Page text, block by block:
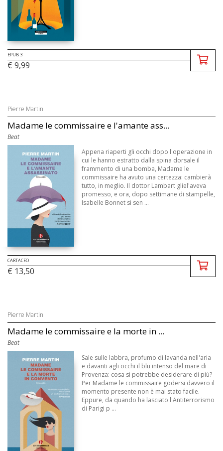
EPUB 3
€ 9,99
Pierre Martin
Madame le commissaire e l'amante ass...
Beat
Appena riaperti gli occhi dopo l'operazione in
cui le hanno estratto dalla spina dorsale il
frammento di una bomba, Madame le
commissaire ha avuto una certezza: cambierà
tutto, in meglio. Il dottor Lambart gliel'aveva
promesso, e ora, dopo settimane di stampelle,
Isabelle Bonnet si sen ...
CARTACEO
€ 13,50
Pierre Martin
Madame le commissaire e la morte in ...
Beat
Sale sulle labbra, profumo di lavanda nell'aria
e davanti agli occhi il blu intenso del mare di
Provenza: cosa si potrebbe desiderare di più?
Per Madame le commissaire godersi davvero il
momento presente non è mai stato facile.
Eppure, da quando ha lasciato l'Antiterrorismo
di Parigi p ...